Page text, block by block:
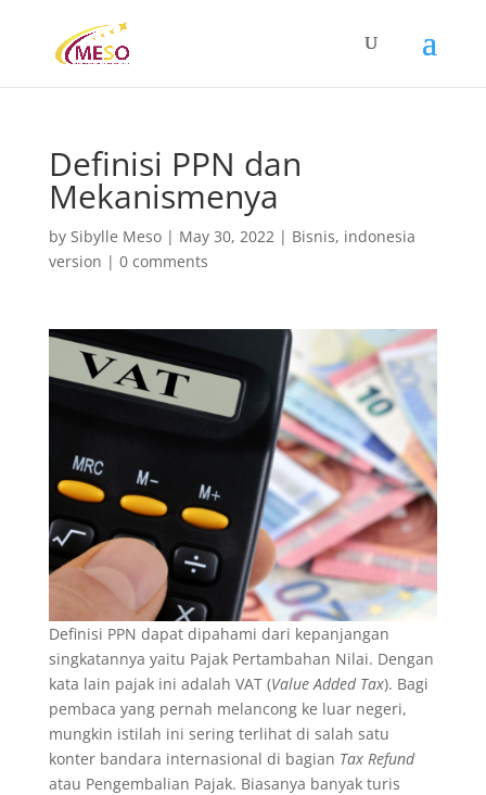
Definisi PPN dan
Mekanismenya
by Sibylle Meso| May 30, 2022| Bisnis, indonesia
version | 0 comments
Definisi PPN dapat dipahami dari kepanjangan
singkatannya yaitu Pajak Pertambahan Nilai. Dengan
kata lain pajak ini adalah VAT (Value Added Tax). Bagi
pembaca yang pernah melancong ke luar negeri,
mungkin istilah ini sering terlihat di salah satu
konter bandara internasional di bagian Tax Refund
atau Pengembalian Pajak. Biasanya banyak turis